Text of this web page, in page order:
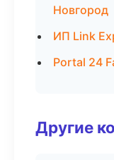
Новгород
ИП Link
Portal 24
Другие